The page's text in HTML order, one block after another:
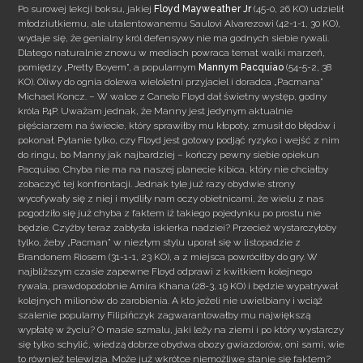
Po surowej lekcji boksu, jakiejFloyd Mayweather Jr(45-0, 26 KO) udzielił
młodziutkiemu, ale utalentowanemu Saulovi Alvarezowi (42-1-1, 30 KO),
wydaje się, że genialny król defensywy nie ma godnych siebie rywali.
Dlatego naturalnie znowu w mediach powraca temat walki marzeń,
pomiędzy „Pretty Boyem”, a popularnymMannym Pacquiao (54-5-2, 38
KO). Oliwy do ognia dolewa wieloletni przyjaciel i doradca „Pacmana”
Michael Koncz. – W walce z Canelo Floyd dał świetny występ, godny
króla P4P. Uważam jednak, że Manny jest jedynym aktualnie
pięściarzem na świecie, który sprawiłby mu kłopoty, zmusił do błędów i
pokonał. Pytanie tylko, czy Floyd jest gotowy podjąć ryzyko i wejść z nim
do ringu, bo Manny jak najbardziej – kończy pewny siebie opiekun
Pacquiao. Chyba nie ma na naszej planecie kibica, który nie chciałby
zobaczyć tej konfrontacji. Jednak tyle już razy obydwie strony
wycofywały się z niej i mydliły nam oczy obietnicami, że wielu z nas
pogodziło się już chyba z faktem iż takiego pojedynku po prostu nie
będzie. Czyżby teraz zabłysła iskierka nadziei? Przecież wystarczyłoby
tylko, żeby „Pacman” w niezłym stylu uporał się w listopadzie z
Brandonem Riosem (31-1-1, 23 KO), a z miejsca powróciłby do gry. W
najbliższym czasie zapewne Floyd odprawi z kwitkiem kolejnego
rywala, prawdopodobnie Amira Khana (28-3, 19 KO) i będzie wypatrywał
kolejnych milionów do zarobienia. A kto jeżeli nie uwielbiany i wciąż
szalenie popularny Filipińczyk zagwarantowałby mu największą
wypłatę w życiu? O masie szmalu, jaki leży na ziemi i po który wystarczy
się tylko schylić, wiedzą dobrze obydwa obozy gwiazdorów, oni sami, wie
to również telewizja. Może już wkrótce niemożliwe stanie się faktem?